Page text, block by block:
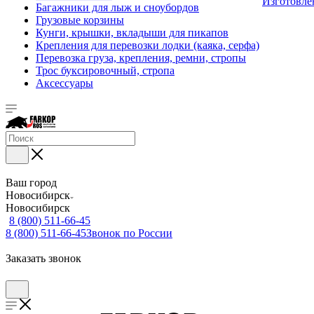
Багажники для лыж и сноубордов
Грузовые корзины
Кунги, крышки, вкладыши для пикапов
Крепления для перевозки лодки (каяка, серфа)
Перевозка груза, крепления, ремни, стропы
Трос буксировочный, стропа
Аксессуары
Ваш город
Новосибирск
Новосибирск
8 (800) 511-66-45
8 (800) 511-66-45Звонок по России
Заказать звонок